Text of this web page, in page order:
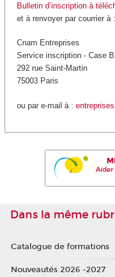
Bulletin d’inscription à
et à renvoyer par courrier à :
Cnam Entreprises
Service inscription - Case
292 rue Saint-Martin
75003 Paris
ou par e-mail à :
Aider
Dans la même
Catalogue de formations
Nouveautés 2026 -2027